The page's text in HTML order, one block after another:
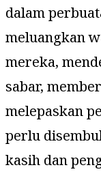
dalam
meluangkan
mereka,
sabar,
melepaskan
perlu
kasih dan